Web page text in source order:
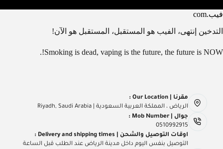
فيب.com
التدخين إنتهى، الفيب هو المستقبل، المستقبل هو الآن!
Smoking is dead, vaping is the future, the future is NOW!.
مقرنا | Our Location :
الرياض ، المملكة العربية السعودية | Riyadh, Saudi Arabia
جوال | Mob Number :
0510992915
اوقات التوصيل والشحن | Delivery and shipping times :
التوصيل بنفس اليوم داخل مدينة الرياض عند الطلب قبل الساعة